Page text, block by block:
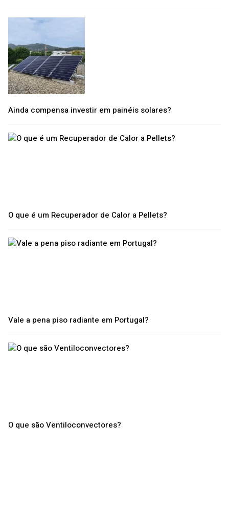
Ainda compensa investir em painéis solares?
O que é um Recuperador de Calor a Pellets?
Vale a pena piso radiante em Portugal?
O que são Ventiloconvectores?